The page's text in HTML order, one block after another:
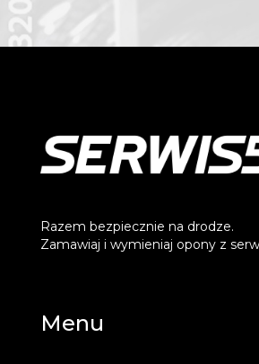
Razem bezpiecznie na drodze.
Zamawiaj i wymieniaj opony z
Menu